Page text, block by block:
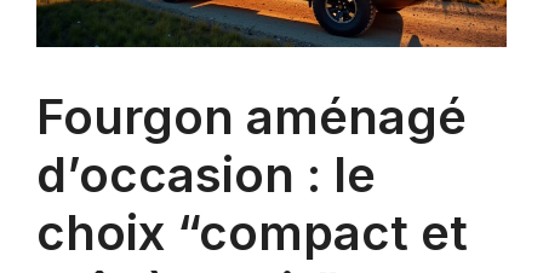
Fourgon aménagé
d’occasion : le
choix “compact et